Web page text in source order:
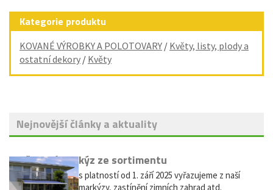
Kategorie produktu
KOVANÉ VÝROBKY A POLOTOVARY / Květy, listy, plody a
ostatní dekory / Květy
Nejnovější články a aktuality
Vyřazení markýz ze sortimentu
Vážení zákazníci, s platností od 1. září 2025 vyřazujeme z naší
nabídky výsuvné markýzy, zastínění zimních zahrad atd.